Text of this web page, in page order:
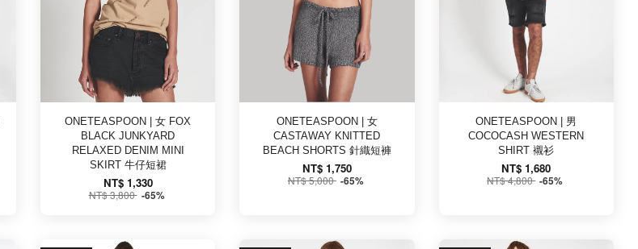
ONETEASPOON | 女 FOX
BLACK JUNKYARD
RELAXED DENIM MINI
SKIRT 牛仔短裙
NT$ 1,330
NT$ 3,800 -65%
ONETEASPOON | 女
CASTAWAY KNITTED
BEACH SHORTS 針織短褲
NT$ 1,750
NT$ 5,000 -65%
ONETEASPOON | 男
COCOCASH WESTERN
SHIRT 襯衫
NT$ 1,680
NT$ 4,800 -65%